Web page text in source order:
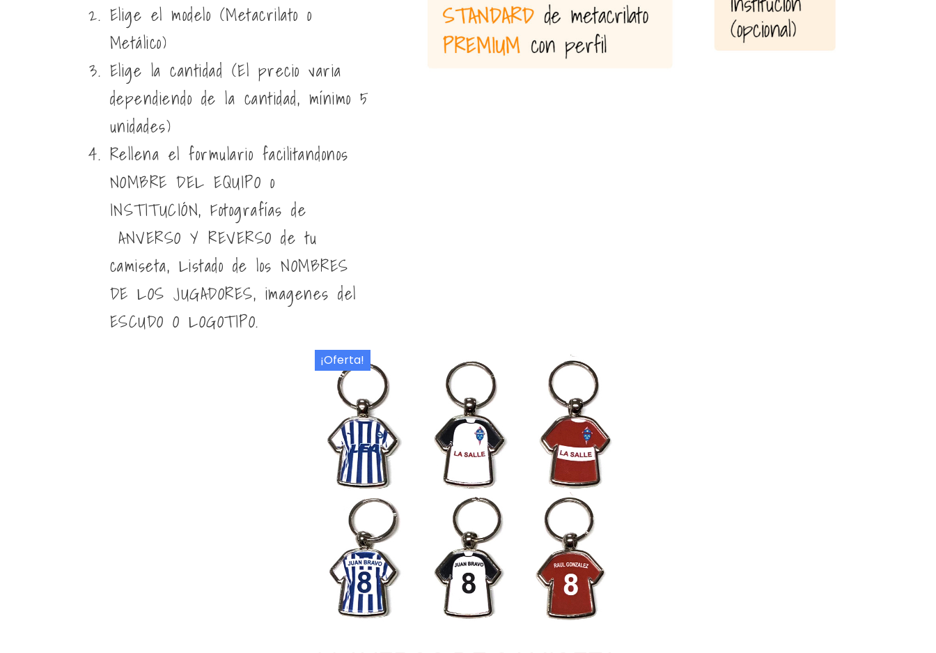
Elige el modelo (Metacrilato o
Metálico)
Elige lacantidad (El precio varia
dependiendo de la cantidad, mínimo 5
unidades)
Rellena el formulario facilitandonos
NOMBRE DEL EQUIPO o
INSTITUCIÓN, Fotografías de
ANVERSO Y REVERSO de tu
camiseta, Listado de losNOMBRES
DE LOS JUGADORES, imagenes del
ESCUDO O LOGOTIPO.
¡Oferta!